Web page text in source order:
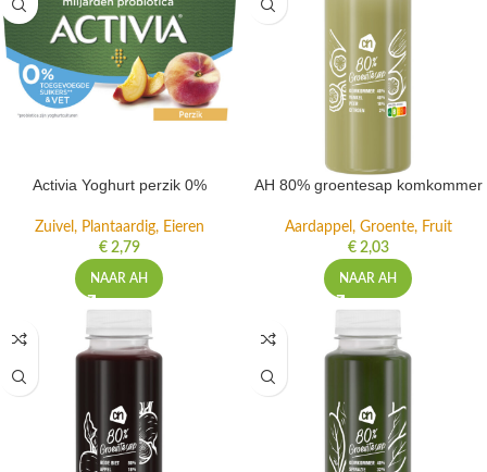
Activia Yoghurt perzik 0%
Zuivel, Plantaardig, Eieren
€2,79
NAAR AH
AH 80% groentesap komkommer
Aardappel, Groente, Fruit
€2,03
NAAR AH